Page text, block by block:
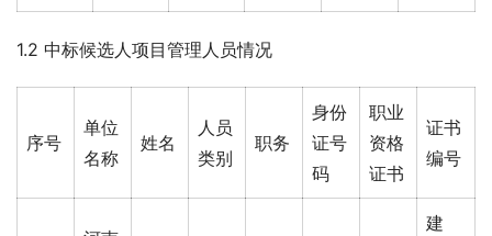
1.2 中标候选人项目管理人员情况
序号
单位
名称
姓名
人员
类别
职务
身份
证号
码
职业
资格
证书
证书
编号
建